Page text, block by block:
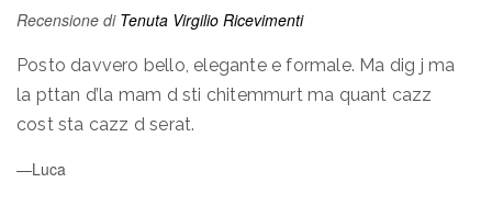
3
of
5
Recensione di Tenuta Virgilio Ricevimenti
Posto davvero bello, elegante e formale. Ma dig j ma
la pttan d’la mam d sti chitemmurt ma quant cazz
cost sta cazz d serat.
Luca